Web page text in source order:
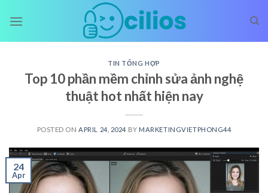
TIN TỔNG HỢP
Top 10 phần mềm chỉnh sửa ảnh nghệ
thuật hot nhất hiện nay
POSTED ON APRIL 24, 2024 BY MARKETINGVIETPHONG44
24
Apr